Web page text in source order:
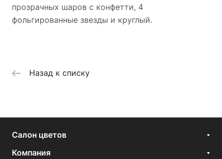
прозрачных шаров с конфетти, 4
фольгированные звезды и круглый.
Назад к списку
Салон цветов
Компания